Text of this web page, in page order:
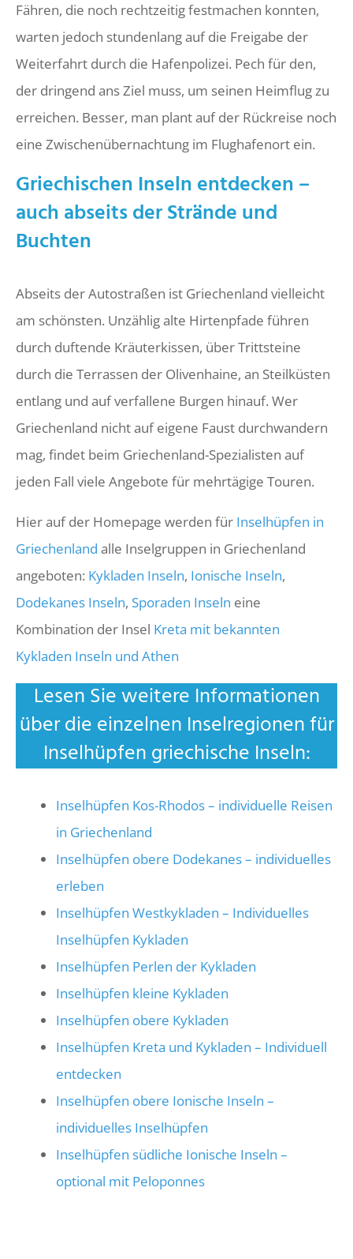
Fähren, die noch rechtzeitig festmachen konnten,
warten jedoch stundenlang auf die Freigabe der
Weiterfahrt durch die Hafenpolizei. Pech für den,
der dringend ans Ziel muss, um seinen Heimflug zu
erreichen. Besser, man plant auf der Rückreise noch
eine Zwischenübernachtung im Flughafenort ein.
Griechischen Inseln entdecken –
auch abseits der Strände und
Buchten
Abseits der Autostraßen ist Griechenland vielleicht
am schönsten. Unzählig alte Hirtenpfade führen
durch duftende Kräuterkissen, über Trittsteine
durch die Terrassen der Olivenhaine, an Steilküsten
entlang und auf verfallene Burgen hinauf. Wer
Griechenland nicht auf eigene Faust durchwandern
mag, findet beim Griechenland-Spezialisten auf
jeden Fall viele Angebote für mehrtägige Touren.
Hier auf der Homepage werden für Inselhüpfen in
Griechenland alle Inselgruppen in Griechenland
angeboten: Kykladen Inseln, Ionische Inseln,
Dodekanes Inseln, Sporaden Inseln eine
Kombination der Insel Kreta mit bekannten
Kykladen Inseln und Athen
Lesen Sie weitere Informationen
über die einzelnen Inselregionen für
Inselhüpfen griechische Inseln:
Inselhüpfen Kos-Rhodos – individuelle Reisen
in Griechenland
Inselhüpfen obere Dodekanes – individuelles
erleben
Inselhüpfen Westkykladen – Individuelles
Inselhüpfen Kykladen
Inselhüpfen Perlen der Kykladen
Inselhüpfen kleine Kykladen
Inselhüpfen obere Kykladen
Inselhüpfen Kreta und Kykladen – Individuell
entdecken
Inselhüpfen obere Ionische Inseln –
individuelles Inselhüpfen
Inselhüpfen südliche Ionische Inseln –
optional mit Peloponnes